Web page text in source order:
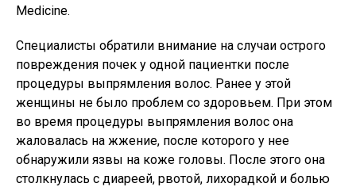
Medicine.
Специалисты обратили внимание на случаи острого
повреждения почек у одной пациентки после
процедуры выпрямления волос. Ранее у этой
женщины не было проблем со здоровьем. При этом
во время процедуры выпрямления волос она
жаловалась на жжение, после которого у нее
обнаружили язвы на коже головы. После этого она
столкнулась с диареей, рвотой, лихорадкой и болью